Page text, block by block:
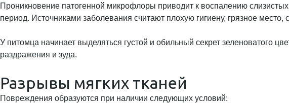
Проникновение патогенной микрофлоры приводит к воспалению
период. Источниками заболевания считают плохую гигиену, грязное
У питомца начинает выделяться густой и обильный секрет зеленоватого
раздражения и зуда.
Разрывы мягких тканей
Повреждения образуются при наличии следующих условий: